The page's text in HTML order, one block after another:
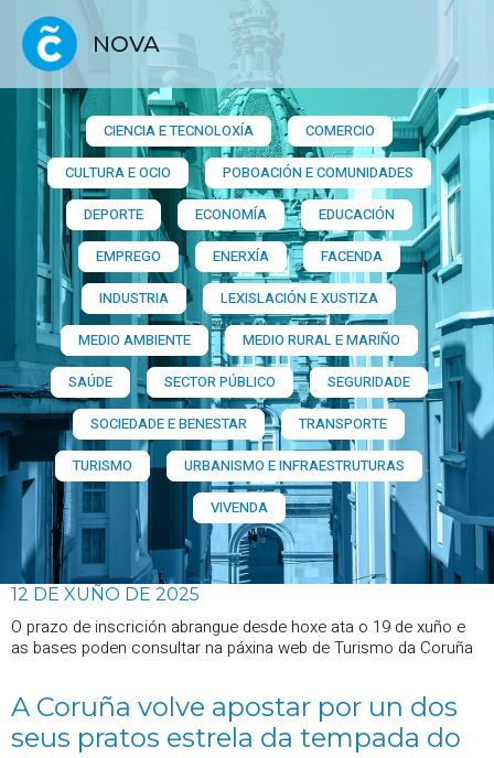
NOVA
CIENCIA E TECNOLOXÍA
COMERCIO
CULTURA E OCIO
POBOACIÓN E COMUNIDADES
DEPORTE
ECONOMÍA
EDUCACIÓN
EMPREGO
ENERXÍA
FACENDA
INDUSTRIA
LEXISLACIÓN E XUSTIZA
MEDIO AMBIENTE
MEDIO RURAL E MARIÑO
SAÚDE
SECTOR PÚBLICO
SEGURIDADE
SOCIEDADE E BENESTAR
TRANSPORTE
TURISMO
URBANISMO E INFRAESTRUTURAS
VIVENDA
12 DE XUÑO DE 2025
O prazo de inscrición abrangue desde hoxe ata o 19 de xuño e
as bases poden consultar na páxina web de Turismo da Coruña
A Coruña volve apostar por un dos
seus pratos estrela da tempada do